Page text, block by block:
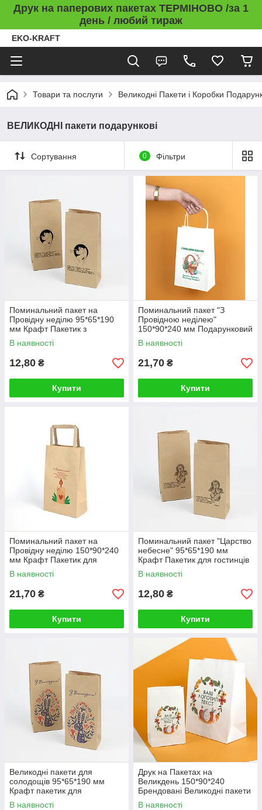
Друк на паперових пакетах ТЕРМІНОВО /за 1
день / любий тираж
EKO-KRAFT
Товари та послуги Великодні Пакети і Коробки
ВЕЛИКОДНІ пакети подарункові
Сортування 0 Фільтри
Поминальний пакет на
Провідну неділю 95*65*190
мм Крафт Пакетик з
епітафією
В наявності
12,80 ₴
Купити
Поминальний пакет "З
Провідною неділею"
150*90*240 мм Подарунковий
Пакетик для гостинців на
поминки
В наявності
21,70 ₴
Купити
Поминальний пакет на
Провідну неділю 150*90*240
мм Крафт Пакетик для
гостинців на поминки
В наявності
21,70 ₴
Купити
Поминальний пакет "Царство
небесне" 95*65*190 мм
Крафт Пакетик для гостинців
на поминки
В наявності
12,80 ₴
Купити
Великодні пакети для
солодощів 95*65*190 мм
Крафт пакетик для
шоколадного яйця
В наявності
Друк на Пакетах на
Великдень 150*90*240
Брендовані Великодні пакети
з Лого Іменні
В наявності